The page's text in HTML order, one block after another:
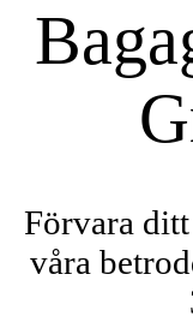
Förvara
våra